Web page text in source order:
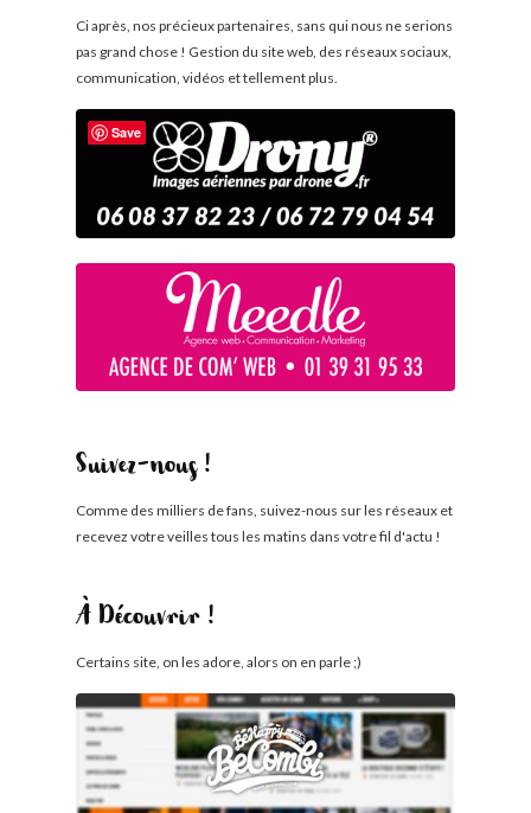
Ci après, nos précieux partenaires, sans qui nous ne serions
pas grand chose ! Gestion du site web, des réseaux sociaux,
communication, vidéos et tellement plus.
Suivez-nous !
Comme des milliers de fans, suivez-nous sur les réseaux et
recevez votre veilles tous les matins dans votre fil d'actu !
À Découvrir !
Certains site, on les adore, alors on en parle ;)
Save